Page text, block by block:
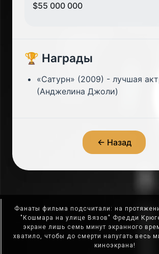
$55 000 000
🏆 Награды
«Сатурн» (2009) - лучшая
(Анджелина Джоли)
← Назад
Фанаты фильма подсчитали: на
"Кошмара на улице Вязов" Фредди
экране лишь семь минут экранного
хватило, чтобы до смерти напугать весь
киноэкрана!